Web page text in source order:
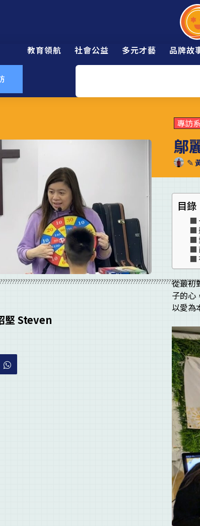
教育領航 社會公益 多元才藝 品牌故
專訪
鄔
✎
堅 Steven
目錄
從最初
子的心
以愛為